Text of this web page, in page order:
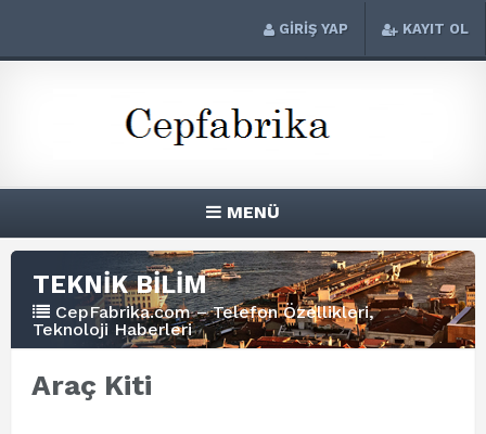
GİRİŞ YAP KAYIT OL
MENÜ
TEKNİK BİLİM
CepFabrika.com – Telefon Özellikleri,
Teknoloji Haberleri
Araç Kiti